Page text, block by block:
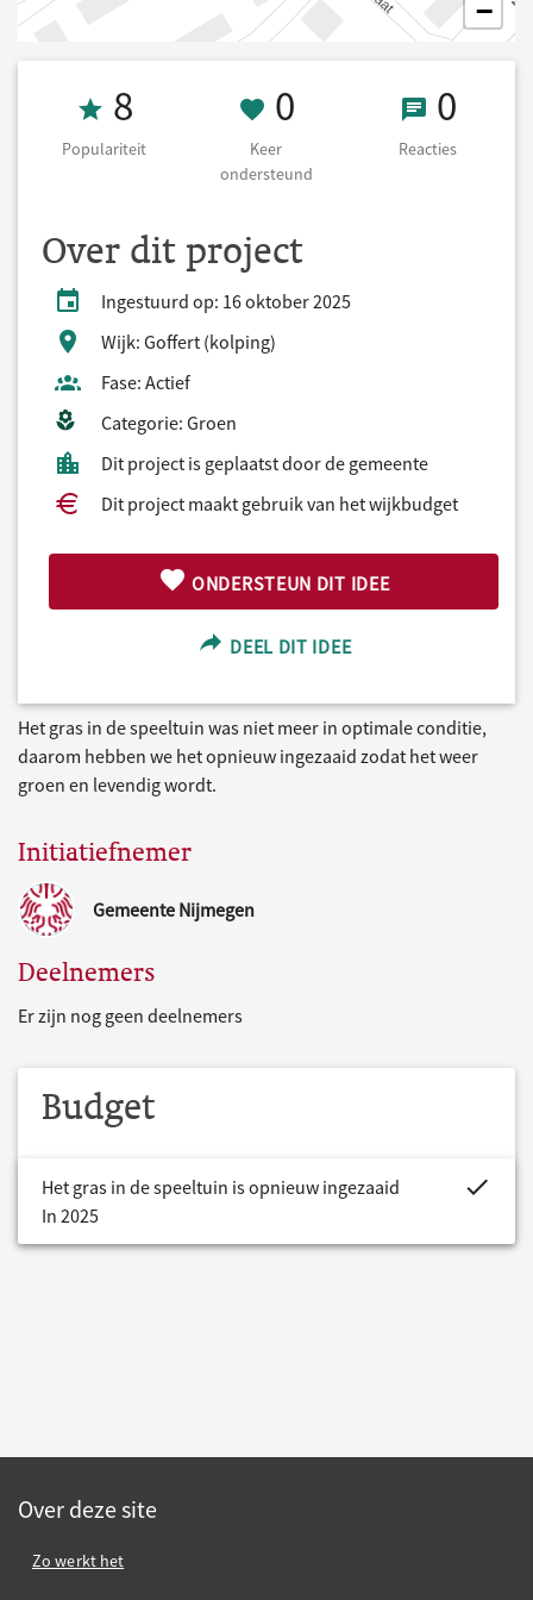
−
Populariteit 8
8
Populariteit
0 Keer
0
Keer
ondersteund
0 0
Reacties
Over dit project
Ingestuurd op: 16 oktober 2025
Wijk: Goffert (kolping)
Fase: Actief
Categorie: Groen
Dit project is geplaatst door de gemeente
Dit project maakt gebruik van het wijkbudget
ONDERSTEUN DIT IDEE
DEEL DIT IDEE
Het gras in de speeltuin was niet meer in optimale conditie,
daarom hebben we het opnieuw ingezaaid zodat het weer
groen en levendig wordt.
Initiatiefnemer
Gemeente Nijmegen
Deelnemers
Er zijn nog geen deelnemers
Budget
Het gras in de speeltuin is opnieuw ingezaaid
In 2025
Over deze site
Zo werkt het